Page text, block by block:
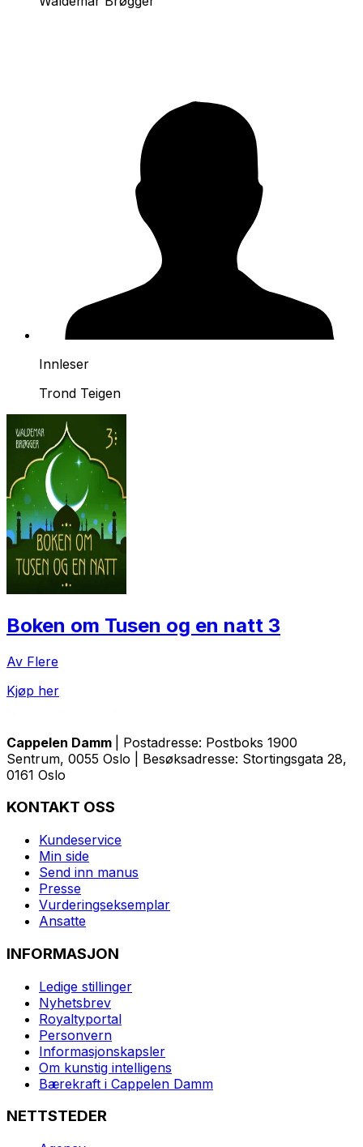
Innleser
Trond Teigen
Boken om Tusen og en natt 3
Av Flere
Kjøp her
Cappelen Damm
| Postadresse: Postboks 1900
Sentrum, 0055 Oslo | Besøksadresse: Stortingsgata 28,
0161 Oslo
KONTAKT OSS
Kundeservice
Min side
Send inn manus
Presse
Vurderingseksemplar
Ansatte
INFORMASJON
Ledige stillinger
Nyhetsbrev
Royaltyportal
Personvern
Informasjonskapsler
Om kunstig intelligens
Bærekraft i Cappelen Damm
NETTSTEDER